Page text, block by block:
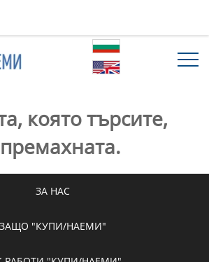
която търсите,
ЗА НАС
ЗАЩО "КУПИ/НАЕМИ"